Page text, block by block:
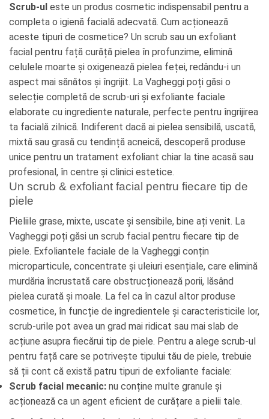
Scrub-ul este un produs cosmetic indispensabil pentru a
completa o igienă facială adecvată. Cum acționează
aceste tipuri de cosmetice? Un scrub sau un exfoliant
facial pentru față curăță pielea în profunzime, elimină
celulele moarte și oxigenează pielea feței, redându-i un
aspect mai sănătos și îngrijit. La Vagheggi poți găsi o
selecție completă de scrub-uri și exfoliante faciale
elaborate cu ingrediente naturale, perfecte pentru îngrijirea
ta facială zilnică. Indiferent dacă ai pielea sensibilă, uscată,
mixtă sau grasă cu tendință acneică, descoperă produse
unice pentru un tratament exfoliant chiar la tine acasă sau
profesional, în centre și clinici estetice.
Un scrub & exfoliant facial pentru fiecare tip de
piele
Pieliile grase, mixte, uscate și sensibile, bine ați venit. La
Vagheggi poți găsi un scrub facial pentru fiecare tip de
piele. Exfoliantele faciale de la Vagheggi conțin
microparticule, concentrate și uleiuri esențiale, care elimină
murdăria încrustată care obstrucționează porii, lăsând
pielea curată și moale. La fel ca în cazul altor produse
cosmetice, în funcție de ingredientele și caracteristicile lor,
scrub-urile pot avea un grad mai ridicat sau mai slab de
acțiune asupra fiecărui tip de piele. Pentru a alege scrub-ul
pentru față care se potrivește tipului tău de piele, trebuie
să ții cont că există patru tipuri de exfoliante faciale:
Scrub facial mecanic: nu conține multe granule și
acționează ca un agent eficient de curățare a pielii tale.